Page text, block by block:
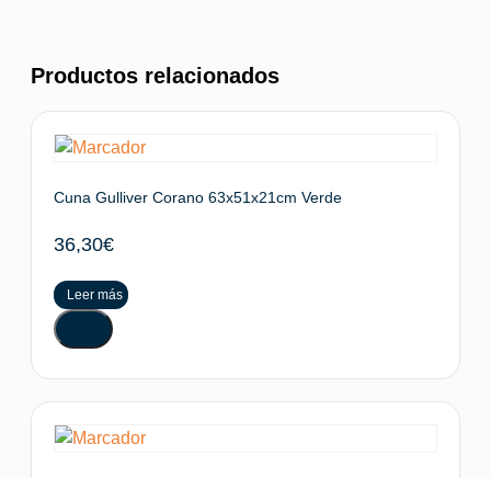
Productos relacionados
Cuna Gulliver Corano 63x51x21cm Verde
36,30€
Leer más